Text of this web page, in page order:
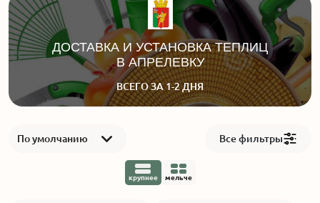
ДОСТАВКА И УСТАНОВКА ТЕПЛИЦ
В АПРЕЛЕВКУ
ВСЕГО ЗА 1-2 ДНЯ
По умолчанию Все фильтры
крупнее мельче